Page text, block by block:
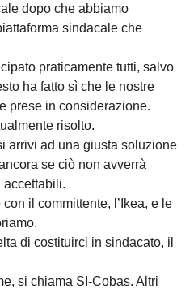
dopo che abbiamo
sindacale che
praticamente tutti, salvo
ha fatto sì che le nostre
prese in considerazione.
risolto.
arrivi ad una giusta soluzione
se ciò non avverrà
accettabili.
il committente, l’Ikea, e le
di costituirci in sindacato, il
si chiama SI-Cobas. Altri